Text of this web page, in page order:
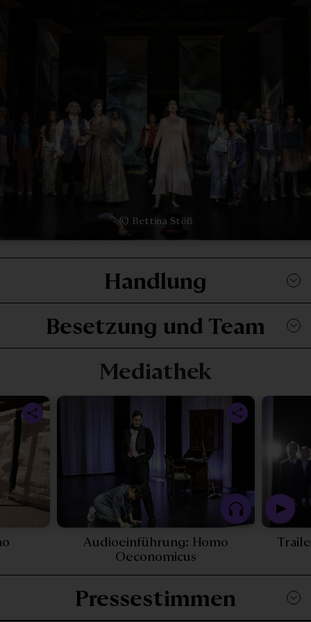
© Bettina Stöß
Handlung
Besetzung und Team
Mediathek
- 25584
- Behind the Scenes: Homo Oeconomicus -
Audioeinführung: Homo
OeconomicusPlay Podcast -
Pressestimmen